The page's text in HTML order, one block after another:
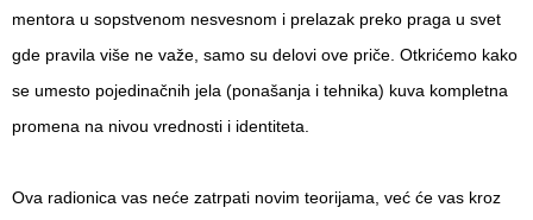
mentora u sopstvenom nesvesnom i prelazak preko praga u svet
gde pravila više ne važe, samo su delovi ove priče. Otkrićemo kako
se umesto pojedinačnih jela (ponašanja i tehnika) kuva kompletna
promena na nivou vrednosti i identiteta.
Ova radionica vas neće zatrpati novim teorijama, već će vas kroz